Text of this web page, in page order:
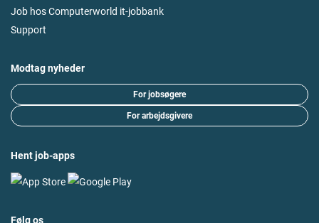
Job hos Computerworld it-jobbank
Support
Modtag nyheder
For jobsøgere
For arbejdsgivere
Hent job-apps
Følg os